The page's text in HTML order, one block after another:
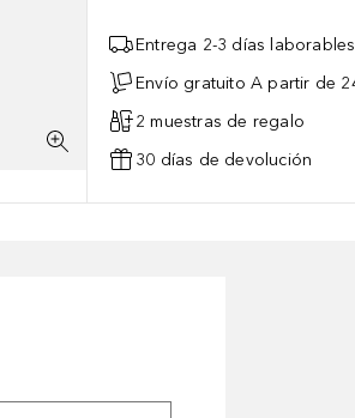
Entrega 2-3 días laborables
Envío gratuito A partir de
2 muestras de regalo
30 días de devolución